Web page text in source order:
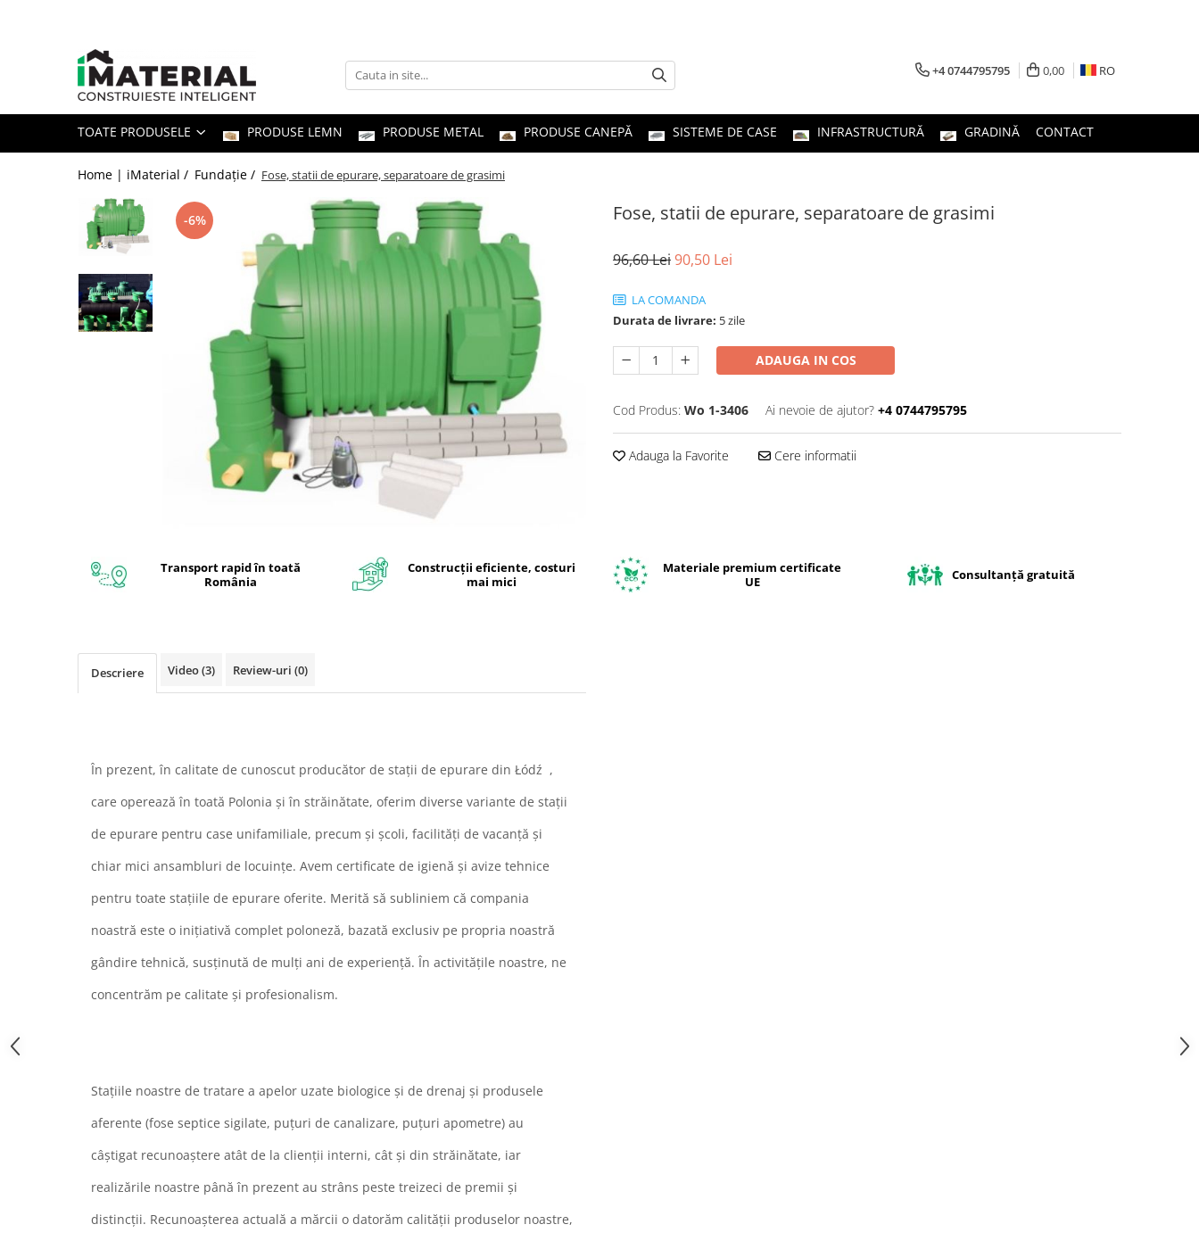
Toate Produsele
Fundație
Structură
Proiecte case
Fatada ventilata
+4 0744795795 0,00 RO
TOATE PRODUSELE PRODUSE LEMN PRODUSE METAL PRODUSE CANEPĂ SISTEME DE CASE INFRASTRUCTURĂ GRADINĂ CONTACT
Home | iMaterial / Fundație / Fose, statii de epurare, separatoare de grasimi
Fose, statii de epurare, separatoare de grasimi
-6%
96,60 Lei90,50 Lei
LA COMANDA
Durata de livrare: 5 zile
ADAUGA IN COS
Cod Produs: Wo 1-3406 Ai nevoie de ajutor? +4 0744795795
Adauga la Favorite Cere informatii
Transport rapid în toată
România
Construcții eficiente, costuri
mai mici
Materiale premium certificate
UE
Consultanță gratuită
Descriere Video(3) Review-uri (0)
În prezent, în calitate de cunoscut producător de stații de epurare din Łódź ,
care operează în toată Polonia și în străinătate, oferim diverse variante de stații
de epurare pentru case unifamiliale, precum și școli, facilități de vacanță și
chiar mici ansambluri de locuințe. Avem certificate de igienă și avize tehnice
pentru toate stațiile de epurare oferite. Merită să subliniem că compania
noastră este o inițiativă complet poloneză, bazată exclusiv pe propria noastră
gândire tehnică, susținută de mulți ani de experiență. În activitățile noastre, ne
concentrăm pe calitate și profesionalism.
Stațiile noastre de tratare a apelor uzate biologice și de drenaj și produsele
aferente (fose septice sigilate, puțuri de canalizare, puțuri apometre) au
câștigat recunoaștere atât de la clienții interni, cât și din străinătate, iar
realizările noastre până în prezent au strâns peste treizeci de premii și
distincții. Recunoașterea actuală a mărcii o datorăm calității produselor noastre,